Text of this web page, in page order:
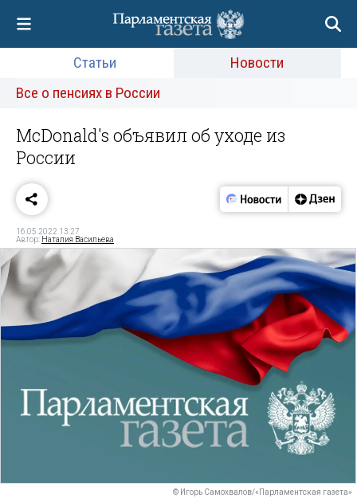
Статьи
Новости
Все о пенсиях в России
McDonald's объявил об уходе из
России
16.05.2022 13:27
Автор: Наталия Васильева
© Игорь Самохвалов/«Парламентская газета»